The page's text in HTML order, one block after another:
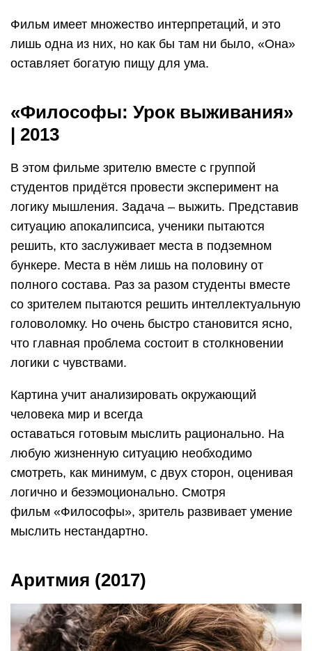
Фильм имеет множество интерпретаций, и это
лишь одна из них, но как бы там ни было, «Она»
оставляет богатую пищу для ума.
«Философы: Урок выживания»
| 2013
В этом фильме зрителю вместе с группой
студентов придётся провести эксперимент на
логику мышления. Задача – выжить. Представив
ситуацию апокалипсиса, ученики пытаются
решить, кто заслуживает места в подземном
бункере. Места в нём лишь на половину от
полного состава. Раз за разом студенты вместе
со зрителем пытаются решить интеллектуальную
головоломку. Но очень быстро становится ясно,
что главная проблема состоит в столкновении
логики с чувствами.
Картина учит анализировать окружающий
человека мир и всегда
оставаться готовым мыслить рационально. На
любую жизненную ситуацию необходимо
смотреть, как минимум, с двух сторон, оценивая
логично и безэмоционально. Смотря
фильм «Философы», зритель развивает умение
мыслить нестандартно.
Аритмия (2017)